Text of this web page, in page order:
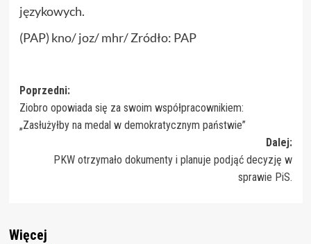
językowych.
(PAP) kno/ joz/ mhr/ Zródło: PAP
Zobacz
wpisy
Poprzedni:
Ziobro opowiada się za swoim współpracownikiem:
„Zasłużyłby na medal w demokratycznym państwie”
Dalej:
PKW otrzymało dokumenty i planuje podjąć decyzję w
sprawie PiS.
Więcej